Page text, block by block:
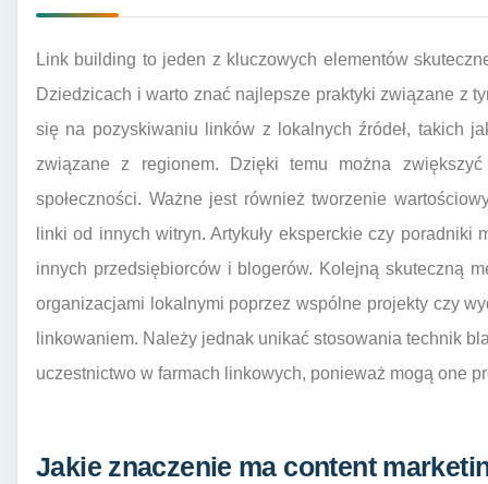
Link building to jeden z kluczowych elementów
Dziedzicach i warto znać najlepsze praktyki związane z
się na pozyskiwaniu linków z lokalnych źródeł, takich
związane z regionem. Dzięki temu można
społeczności. Ważne jest również tworzenie
linki od innych witryn. Artykuły eksperckie czy poradniki
innych przedsiębiorców i blogerów. Kolejną skuteczną
organizacjami lokalnymi poprzez wspólne projekty czy
linkowaniem. Należy jednak unikać stosowania technik
uczestnictwo w farmach linkowych, ponieważ mogą one
Jakie znaczenie ma content